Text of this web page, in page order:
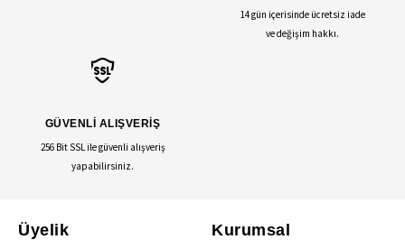
14 gün içerisinde ücretsiz iade
ve değişim hakkı.
GÜVENLİ ALIŞVERİŞ
256 Bit SSL ile güvenli alışveriş
yapabilirsiniz.
Üyelik Kurumsal